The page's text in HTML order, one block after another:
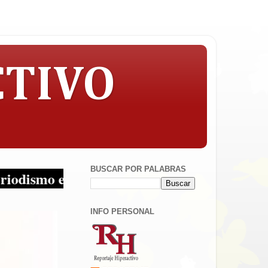
sus multiplataformas!BUSCAR POR PALABRAS
INFO PERSONAL